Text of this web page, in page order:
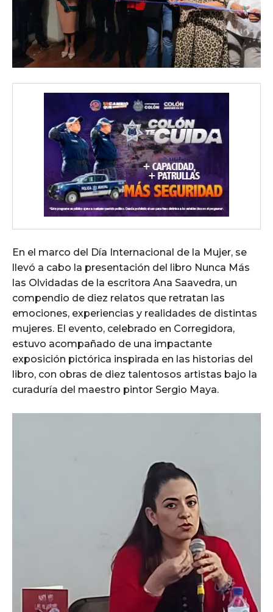
En el marco del Día Internacional de la Mujer, se
llevó a cabo la presentación del libro Nunca Más
las Olvidadas de la escritora Ana Saavedra, un
compendio de diez relatos que retratan las
emociones, experiencias y realidades de distintas
mujeres. El evento, celebrado en Corregidora,
estuvo acompañado de una impactante
exposición pictórica inspirada en las historias del
libro, con obras de diez talentosos artistas bajo la
curaduría del maestro pintor Sergio Maya.